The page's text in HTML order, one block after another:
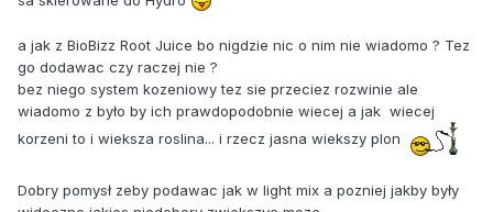
a jak z BioBizz Root Juice bo nigdzie nic o nim nie wiadomo ? Tez
go dodawac czy raczej nie ?
bez niego system kozeniowy tez sie przeciez rozwinie ale
wiadomo z było by ich prawdopodobnie wiecej a jak wiecej
korzeni to i wieksza roslina... i rzecz jasna wiekszy plon
Dobry pomysł zeby podawac jak w light mix a pozniej jakby były